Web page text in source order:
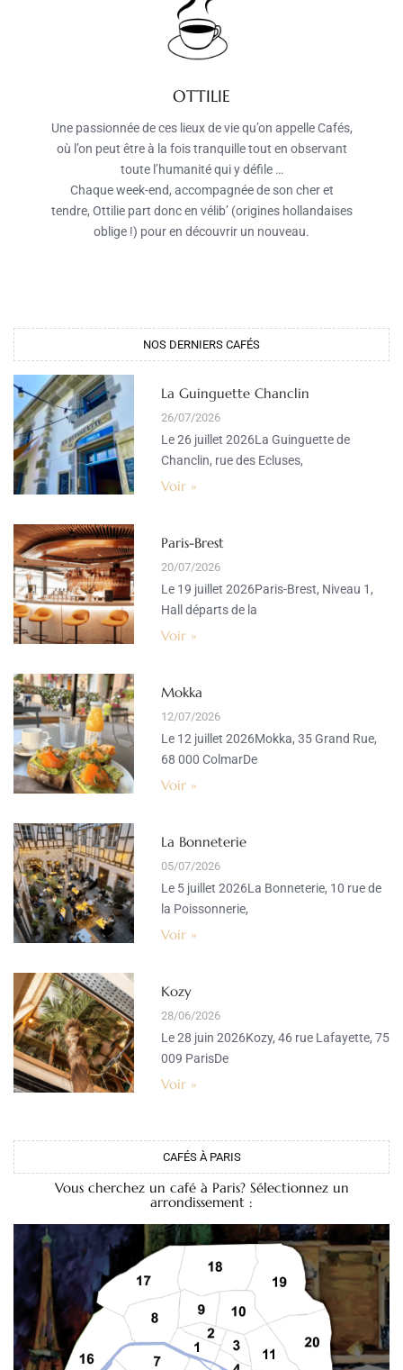
OTTILIE
Une passionnée de ces lieux de vie qu’on appelle Cafés,
où l’on peut être à la fois tranquille tout en observant
toute l’humanité qui y défile …
Chaque week-end, accompagnée de son cher et
tendre, Ottilie part donc en vélib’ (origines hollandaises
oblige !) pour en découvrir un nouveau.
NOS DERNIERS CAFÉS
La Guinguette Chanclin
26/07/2026
Le 26 juillet 2026La Guinguette de
Chanclin, rue des Ecluses,
Voir »
Paris-Brest
20/07/2026
Le 19 juillet 2026Paris-Brest, Niveau 1,
Hall départs de la
Voir »
Mokka
12/07/2026
Le 12 juillet 2026Mokka, 35 Grand Rue,
68 000 ColmarDe
Voir »
La Bonneterie
05/07/2026
Le 5 juillet 2026La Bonneterie, 10 rue de
la Poissonnerie,
Voir »
Kozy
28/06/2026
Le 28 juin 2026Kozy, 46 rue Lafayette, 75
009 ParisDe
Voir »
CAFÉS À PARIS
Vous cherchez un café à Paris? Sélectionnez un
arrondissement :